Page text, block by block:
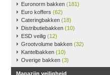
Euronorm bakken (181)
Euro koffers (62)
Cateringbakken (18)
Distributiebakken (10)
ESD veilig (12)
Grootvolume bakken (32)
Kantelbakken (10)
Overige bakken (3)
Magazijn veiligheid